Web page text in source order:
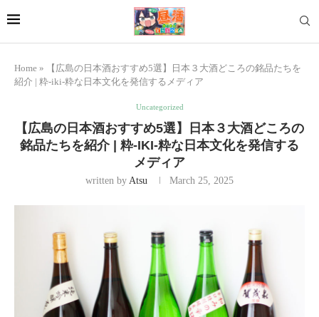
Home »
【広島の日本酒おすすめ5選】日本３大酒どころの銘品たちを
紹介 | 粋-iki-粋な日本文化を発信するメディア
Uncategorized
【広島の日本酒おすすめ5選】日本３大酒どころの
銘品たちを紹介 | 粋-IKI-粋な日本文化を発信する
メディア
written by Atsu March 25, 2025